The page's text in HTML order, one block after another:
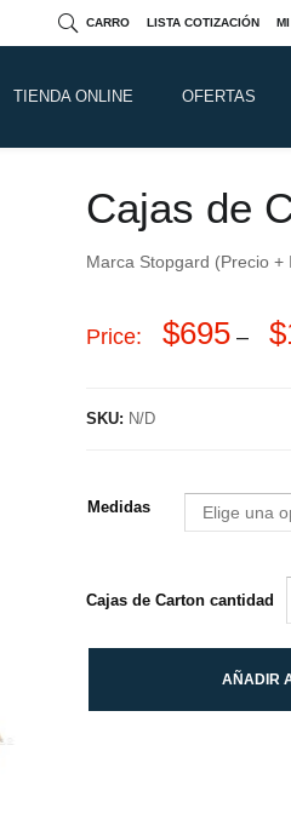
CARRO LISTA COTIZACIÓN
TIENDA ONLINE OFERTAS
Cajas de
Marca Stopgard (Precio +
Price: $695 – $
SKU: N/D
Medidas
Cajas de Carton cantidad
AÑADIR